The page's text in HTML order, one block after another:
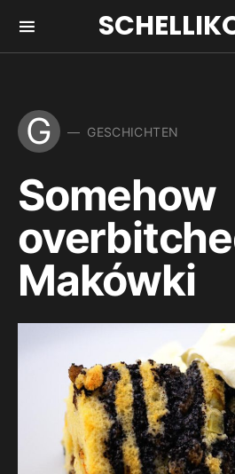
G GESCHICHTEN
Somehow
Makówki